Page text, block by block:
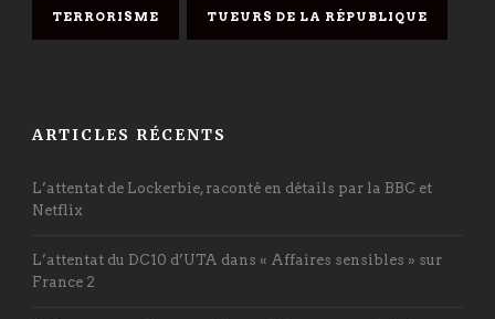
TERRORISME TUEURS DE LA RÉPUBLIQUE
ARTICLES RÉCENTS
L’attentat de Lockerbie, raconté en détails par la BBC et
Netflix
L’attentat du DC10 d’UTA dans « Affaires sensibles » sur
France 2